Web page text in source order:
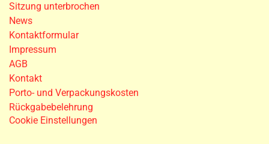
Sitzung unterbrochen
News
Kontaktformular
Impressum
AGB
Kontakt
Porto- und Verpackungskosten
Rückgabebelehrung
Cookie Einstellungen